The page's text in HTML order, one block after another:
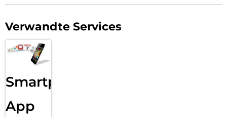
Verwandte Services
Smartphone
App